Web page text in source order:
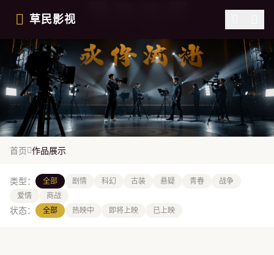
草民影视
首页 作品展示
类型： 全部 剧情 科幻 古装 悬疑 青春
战争
爱情
商战
状态： 全部 热映中 即将上映 已上映